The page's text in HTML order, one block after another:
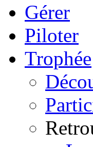
Gérer
Piloter
Trophée